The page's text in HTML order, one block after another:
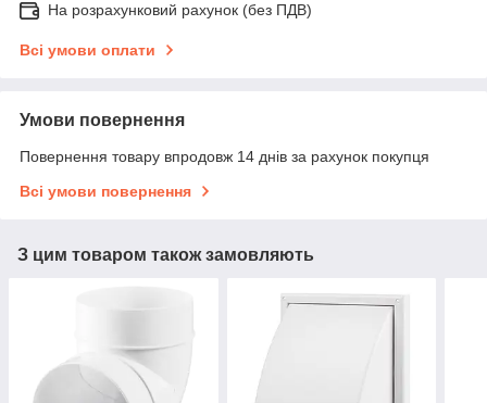
На розрахунковий рахунок (без ПДВ)
Всі умови оплати
Умови повернення
Повернення товару впродовж 14 днів за рахунок покупця
Всі умови повернення
З цим товаром також замовляють